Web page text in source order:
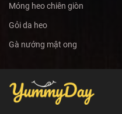
Móng heo chiên giòn
Gỏi da heo
Gà nướng mật ong